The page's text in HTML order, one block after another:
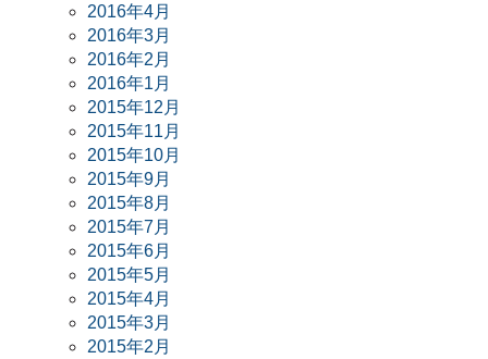
2016年4月
2016年3月
2016年2月
2016年1月
2015年12月
2015年11月
2015年10月
2015年9月
2015年8月
2015年7月
2015年6月
2015年5月
2015年4月
2015年3月
2015年2月